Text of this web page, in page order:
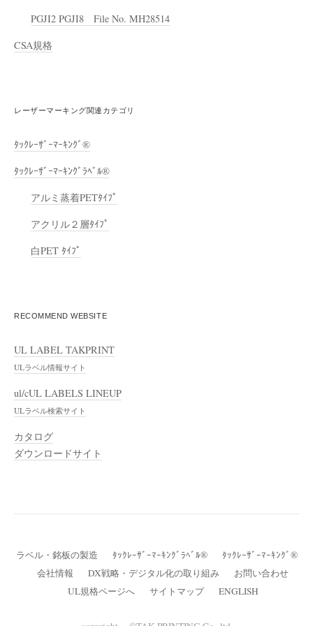
PGJI2 PGJI8 File No. MH28514
CSA規格
レーザーマーキング関連カテゴリ
ﾀｯｸﾚｰｻﾞｰﾏｰｷﾝｸﾞ®
ﾀｯｸﾚｰｻﾞｰﾏｰｷﾝｸﾞﾗﾍﾞﾙ®
アルミ蒸着PETﾀｲﾌﾟ
アクリル２層ﾀｲﾌﾟ
白PET ﾀｲﾌﾟ
RECOMMEND WEBSITE
UL LABEL TAKPRINT
ULラベル情報サイト
ul/cUL LABELS LINEUP
ULラベル検索サイト
カタログ
ダウンロードサイト
ラベル・銘板の製造 ﾀｯｸﾚｰｻﾞｰﾏｰｷﾝｸﾞﾗﾍﾞﾙ®
ﾀｯｸﾚｰｻﾞｰﾏｰｷﾝｸﾞ®
会社情報
DX戦略・デジタル化の取り組み
お問い合わせ
UL規格ページへ
サイトマップ ENGLISH